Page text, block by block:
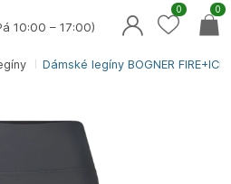
Dámské legíny BOGNER FIRE+ICE
10:00 – 17:00)
0
0